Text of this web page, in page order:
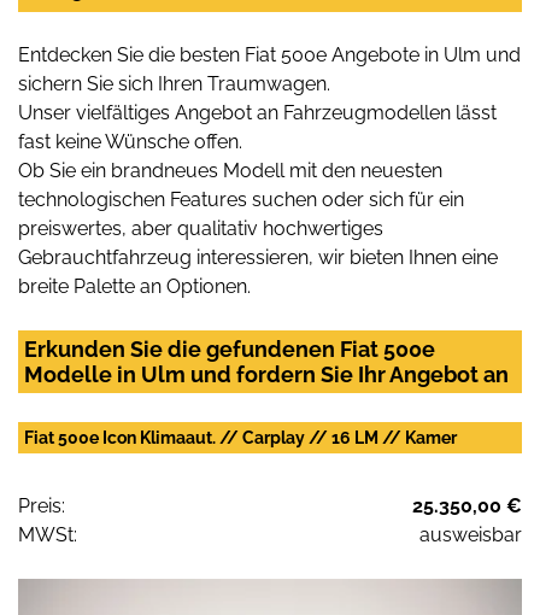
Entdecken Sie die besten Fiat 500e Angebote in Ulm und
sichern Sie sich Ihren Traumwagen.
Unser vielfältiges Angebot an Fahrzeugmodellen lässt
fast keine Wünsche offen.
Ob Sie ein brandneues Modell mit den neuesten
technologischen Features suchen oder sich für ein
preiswertes, aber qualitativ hochwertiges
Gebrauchtfahrzeug interessieren, wir bieten Ihnen eine
breite Palette an Optionen.
Erkunden Sie die gefundenen Fiat 500e
Modelle in Ulm und fordern Sie Ihr Angebot an
Fiat 500e Icon Klimaaut. // Carplay // 16 LM // Kamer
Preis:
25.350,00 €
MWSt:
ausweisbar